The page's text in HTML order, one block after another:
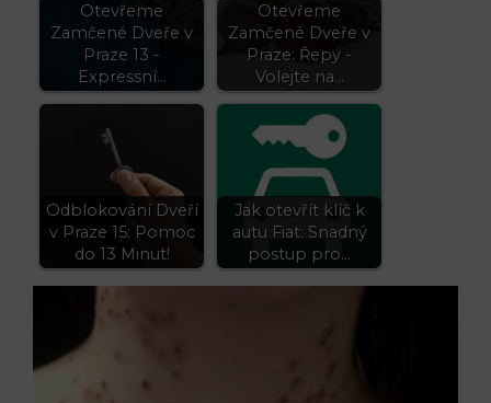
Otevřeme
Zamčené Dveře v
Praze 13 -
Expressní…
Otevřeme
Zamčené Dveře v
Praze: Řepy -
Volejte na…
Odblokování Dveří
v Praze 15: Pomoc
do 13 Minut!
Jak otevřít klíč k
autu Fiat: Snadný
postup pro…